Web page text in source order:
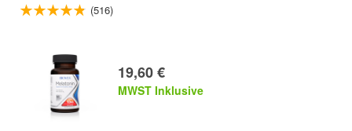
(516)
19,60 €
MWST Inklusive